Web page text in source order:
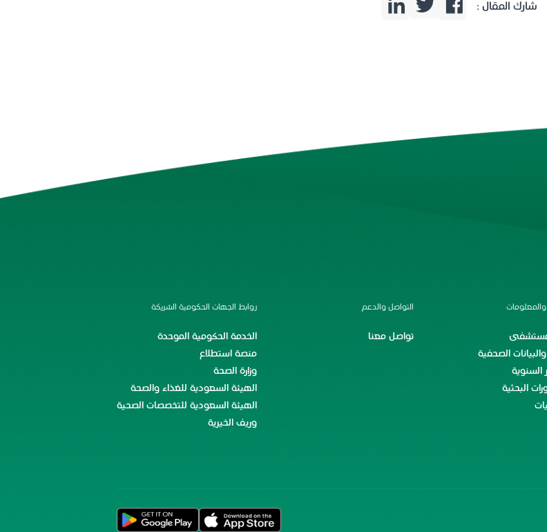
شارك المقال :
والمعلومات
والبيانات الصحفية
السنوية
البحثية
التواصل والدعم
تواصل معنا
روابط الجهات الحكومية الشريكة
الخدمة الحكومية الموحدة
منصة استطلاع
وزارة الصحة
الهيئة السعودية للغذاء والصحة
الهيئة السعودية للتخصصات الصحية
وريف الخيرية